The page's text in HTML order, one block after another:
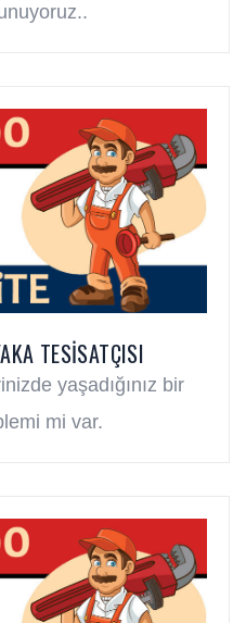
TESISATÇISI
yaşadığınız bir
mi var.